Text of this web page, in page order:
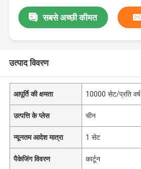
सबसे अच्छी कीमत
उत्पाद विवरण
आपूर्ति की क्षमता 10000 सेट/प्रति वर्ष
उत्पत्ति के प्लेस चीन
न्यूनतम आदेश मात्रा 1 सेट
पैकेजिंग विवरण कार्टून